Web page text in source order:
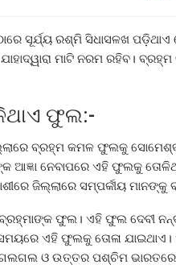
ସୂର୍ଯ୍ୟ ରଶ୍ମି ସିଧାସଳଖ ପଡ଼ିଥାଏ
ମାଟି ନରମ ରହିବ।
ଫୁଲ:-
ବ୍ରହ୍ମ କମଳ ଫୁଲକୁ
ନେବାପରେ ଏହି ଫୁଲକୁ
ଜିଲ୍ଲାରେ ସମ୍ପର୍କୀୟ
ଫୁଲ। ଏହି ଫୁଲ ଦେବୀ
ସମୟରେ ଏହି ଫୁଲକୁ ତୋଳା
ଗଲଗଲ ଓ ଉତ୍ତର ପଶ୍ଚିମ ଭାରତରେ